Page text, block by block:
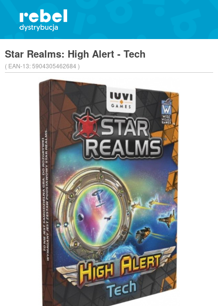
Star Realms: High Alert - Tech
( EAN-13:5904305462684 )